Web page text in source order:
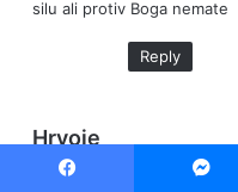
silu ali protiv Boga nemate
Reply
Hrvoje
08/01/2022 at 22:49